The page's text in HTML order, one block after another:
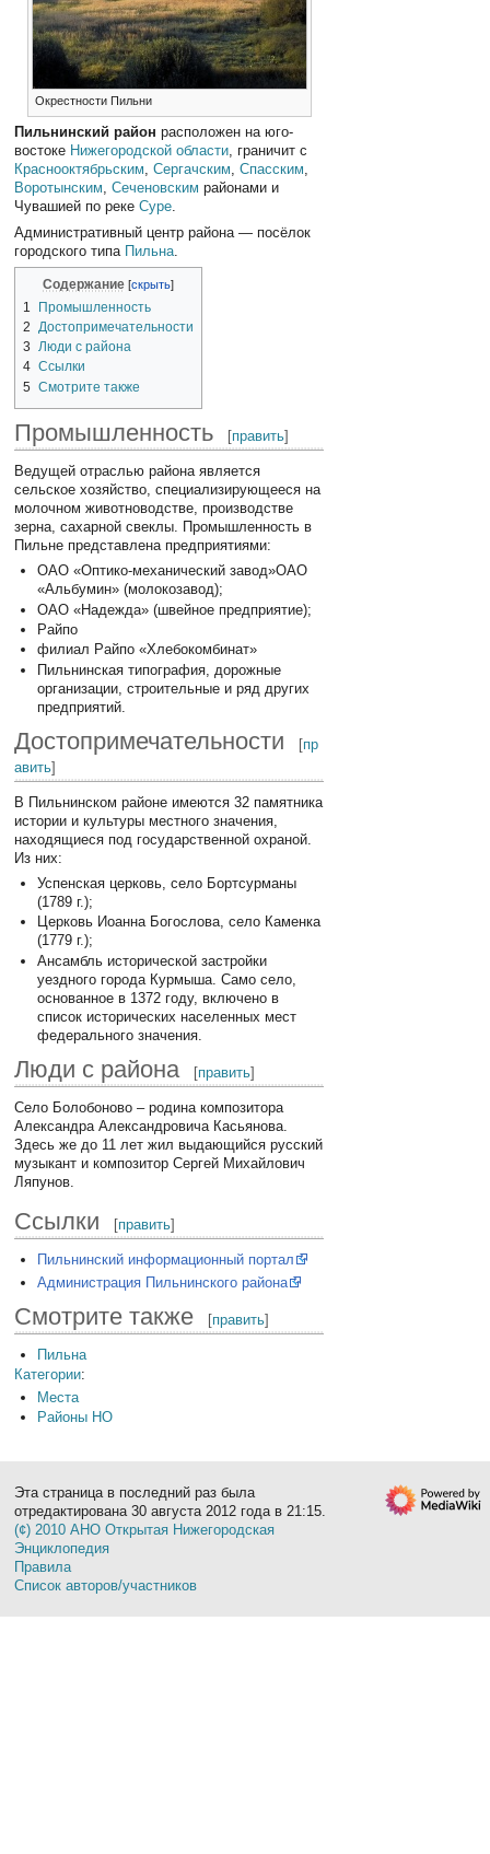
Окрестности Пильни
Пильнинский район расположен на юго-
востоке Нижегородской области, граничит с
Краснооктябрьским,Сергачским,Спасским,
Воротынским,Сеченовским районами и
Чувашией по рекеСуре.
Административный центр района — посёлок
городского типа Пильна
Содержание
1
Промышленность
2
Достопримечательности
3
Люди с района
4 Ссылки
5 Смотрите также
Промышленность [править]
Ведущей отраслью района является
сельское хозяйство, специализирующееся на
молочном животноводстве, производстве
зерна, сахарной свеклы. Промышленность в
Пильне представлена предприятиями:
ОАО «Оптико-механический завод»ОАО
«Альбумин» (молокозавод);
ОАО «Надежда» (швейное предприятие);
Райпо
филиал Райпо «Хлебокомбинат»
Пильнинская типография, дорожные
организации, строительные и ряд других
предприятий.
Достопримечательности [пр
авить]
В Пильнинском районе имеются 32 памятника
истории и культуры местного значения,
находящиеся под государственной охраной.
Из них:
Успенская церковь, село Бортсурманы
(1789 г.);
Церковь Иоанна Богослова, село Каменка
(1779 г.);
Ансамбль исторической застройки
уездного города Курмыша. Само село,
основанное в 1372 году, включено в
список исторических населенных мест
федерального значения.
Люди с района [править]
Село Болобоново – родина композитора
Александра Александровича Касьянова.
Здесь же до 11 лет жил выдающийся русский
музыкант и композитор Сергей Михайлович
Ляпунов.
Ссылки [править]
Пильнинский информационный портал
Администрация Пильнинского района
Смотрите также [править]
Пильна
Категории:
Места
Районы НО
Эта страница в последний раз была
отредактирована 30 августа 2012 года в 21:15.
(¢) 2010 АНО Открытая Нижегородская
Энциклопедия
Правила
Список авторов/участников